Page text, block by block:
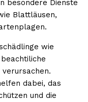
besondere Dienste
Blattläusen,
wie
verursachen.
dabei, das
und die